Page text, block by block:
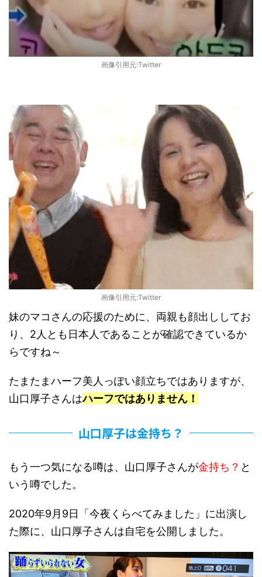
画像引用元:Twitter
画像引用元:Twitter
妹のマコさんの応援のために、両親も顔出ししてお
り、2人とも日本人であることが確認できているか
らですね～
たまたまハーフ美人っぽい顔立ちではありますが、
山口厚子さんはハーフではありません！
山口厚子は金持ち？
もう一つ気になる噂は、山口厚子さんが金持ち？ と
いう噂でした。
2020年9月9日「今夜くらべてみました」に出演し
た際に、山口厚子さんは自宅を公開しました。